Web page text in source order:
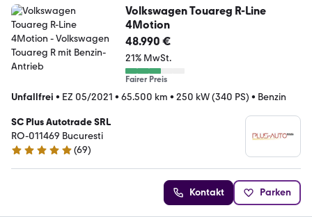
Volkswagen Touareg R-Line
4Motion
48.990 €
21% MwSt.
Fairer Preis
Unfallfrei • EZ 05/2021 • 65.500 km • 250 kW (340 PS) • Benzin
SC Plus Autotrade SRL
RO-011469 Bucuresti
5 Sterne
(69)
Kontakt Parken